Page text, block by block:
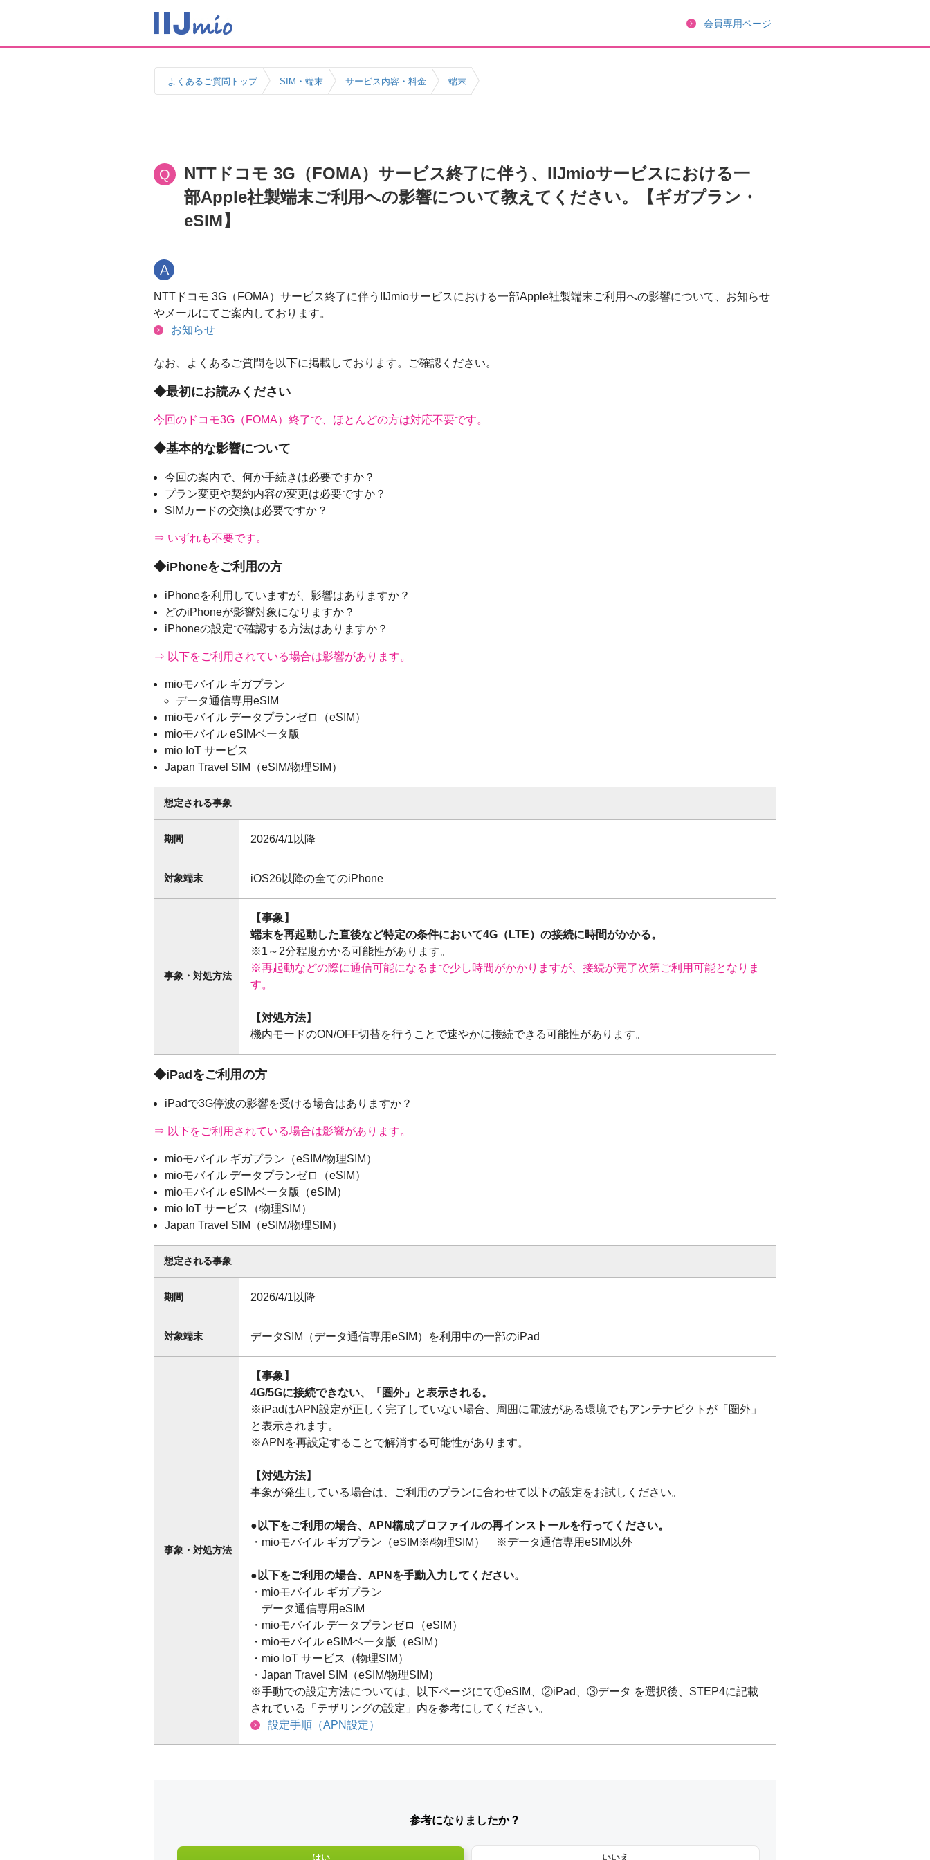
会員専用ページ
よくあるご質問トップ SIM・端末 サービス内容・料金 端末
Q
NTTドコモ 3G（FOMA）サービス終了に伴う、IIJmioサービスにおける一
部Apple社製端末ご利用への影響について教えてください。【ギガプラン・
eSIM】
A
NTTドコモ 3G（FOMA）サービス終了に伴うIIJmioサービスにおける一部Apple社製端末ご利用への影響について、お知らせ
やメールにてご案内しております。
お知らせ
なお、よくあるご質問を以下に掲載しております。ご確認ください。
◆最初にお読みください
今回のドコモ3G（FOMA）終了で、ほとんどの方は対応不要です。
◆基本的な影響について
今回の案内で、何か手続きは必要ですか？
プラン変更や契約内容の変更は必要ですか？
SIMカードの交換は必要ですか？
⇒ いずれも不要です。
◆iPhoneをご利用の方
iPhoneを利用していますが、影響はありますか？
どのiPhoneが影響対象になりますか？
iPhoneの設定で確認する方法はありますか？
⇒ 以下をご利用されている場合は影響があります。
mioモバイル ギガプラン
データ通信専用eSIM
mioモバイル データプランゼロ（eSIM）
mioモバイル eSIMベータ版
mio IoT サービス
Japan Travel SIM（eSIM/物理SIM）
想定される事象
期間 2026/4/1以降
対象端末 iOS26以降の全てのiPhone
事象・対処方法
【事象】
端末を再起動した直後など特定の条件において4G（LTE）の接続に時間がかかる。
※1～2分程度かかる可能性があります。
※再起動などの際に通信可能になるまで少し時間がかかりますが、接続が完了次第ご利用可能となりま
す。
【対処方法】
機内モードのON/OFF切替を行うことで速やかに接続できる可能性があります。
◆iPadをご利用の方
iPadで3G停波の影響を受ける場合はありますか？
⇒ 以下をご利用されている場合は影響があります。
mioモバイル ギガプラン（eSIM/物理SIM）
mioモバイル データプランゼロ（eSIM）
mioモバイル eSIMベータ版（eSIM）
mio IoT サービス（物理SIM）
Japan Travel SIM（eSIM/物理SIM）
想定される事象
期間 2026/4/1以降
対象端末 データSIM（データ通信専用eSIM）を利用中の一部のiPad
事象・対処方法
【事象】
4G/5Gに接続できない、「圏外」と表示される。
※iPadはAPN設定が正しく完了していない場合、周囲に電波がある環境でもアンテナピクトが「圏外」
と表示されます。
※APNを再設定することで解消する可能性があります。
【対処方法】
事象が発生している場合は、ご利用のプランに合わせて以下の設定をお試しください。
●以下をご利用の場合、APN構成プロファイルの再インストールを行ってください。
・mioモバイル ギガプラン（eSIM※/物理SIM） ※データ通信専用eSIM以外
●以下をご利用の場合、APNを手動入力してください。
・mioモバイル ギガプラン
データ通信専用eSIM
・mioモバイル データプランゼロ（eSIM）
・mioモバイル eSIMベータ版（eSIM）
・mio IoT サービス（物理SIM）
・Japan Travel SIM（eSIM/物理SIM）
※手動での設定方法については、以下ページにて①eSIM、②iPad、③データ を選択後、STEP4に記載
されている「テザリングの設定」内を参考にしてください。
設定手順（APN設定）
参考になりましたか？
はい いいえ